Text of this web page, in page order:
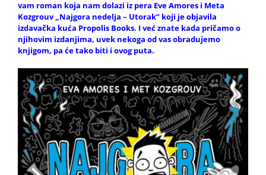
vam roman koja nam dolazi iz pera Eve Amores i Meta
Kozgrouv „Najgora nedelja – Utorak” koji je objavila
izdavačka kuća Propolis Books. I već znate kada pričamo o
njihovim izdanjima, uvek nekoga od vas obradujemo
knjigom, pa će tako biti i ovog puta.